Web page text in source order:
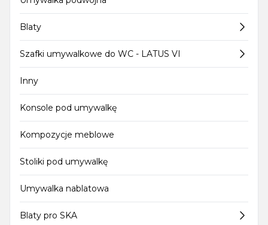
Blaty
Szafki umywalkowe do WC - LATUS VI
Inny
Konsole pod umywalkę
Kompozycje meblowe
Stoliki pod umywalkę
Umywalka nablatowa
Blaty pro SKA